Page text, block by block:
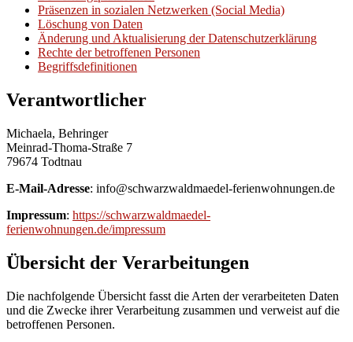
Präsenzen in sozialen Netzwerken (Social Media)
Löschung von Daten
Änderung und Aktualisierung der Datenschutzerklärung
Rechte der betroffenen Personen
Begriffsdefinitionen
Verantwortlicher
Michaela, Behringer
Meinrad-Thoma-Straße 7
79674 Todtnau
E-Mail-Adresse: info@schwarzwaldmaedel-ferienwohnungen.de
Impressum: https://schwarzwaldmaedel-
ferienwohnungen.de/impressum
Übersicht der Verarbeitungen
Die nachfolgende Übersicht fasst die Arten der verarbeiteten Daten
und die Zwecke ihrer Verarbeitung zusammen und verweist auf die
betroffenen Personen.